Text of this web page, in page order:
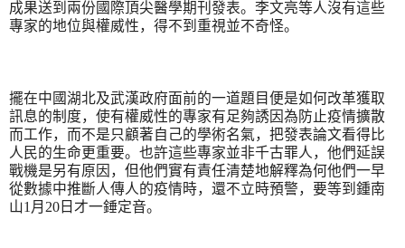
成果送到兩份國際頂尖醫學期刊發表。李文亮等人沒有這些
專家的地位與權威性，得不到重視並不奇怪。
擺在中國湖北及武漢政府面前的一道題目便是如何改革獲取
訊息的制度，使有權威性的專家有足夠誘因為防止疫情擴散
而工作，而不是只顧著自己的學術名氣，把發表論文看得比
人民的生命更重要。也許這些專家並非千古罪人，他們延誤
戰機是另有原因，但他們實有責任清楚地解釋為何他們一早
從數據中推斷人傳人的疫情時，還不立時預警，要等到鍾南
山1 月 20 日才一錘定音。